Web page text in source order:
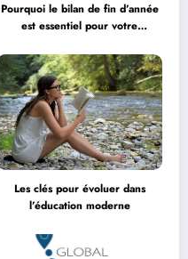
Pourquoi le bilan de fin d’année
est essentiel pour votre
Les clés pour évoluer dans
l’éducation moderne